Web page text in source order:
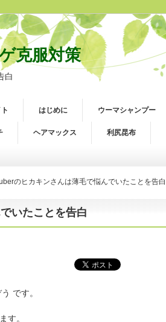
克服対策
白
はじめに ウーマシャンプー
ヘアマックス 利尻昆布
のヒカキンさんは薄毛で悩んでいたことを告白
いたことを告白
です。
す。